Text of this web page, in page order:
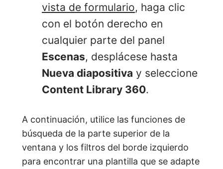
vista de formulario, haga clic
con el botón derecho en
cualquier parte del panel
Escenas, desplácese hasta
Nueva diapositiva y seleccione
Content Library 360.
A continuación, utilice las funciones de
búsqueda de la parte superior de la
ventana y los filtros del borde izquierdo
para encontrar una plantilla que se adapte